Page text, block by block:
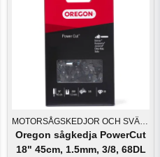
Oregon sågkedja PowerCut
18" 45cm, 1.5mm, 3/8, 68DL